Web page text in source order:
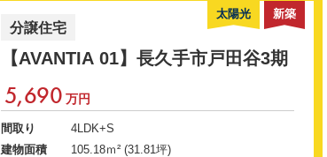
物件の詳細・写真等の 限定情報が今すぐ閲
覧可能に！ 新規会員登録＆アンケートご回
答でギフトカードプレゼント！ ↓↓ 物件
の詳細情報公開中 ↓↓
太陽光 新築
分譲住宅
【AVANTIA 01】 長久手市戸田谷3期
5,690 万円
間取り
4LDK+S
建物面積
105.18ｍ² (31.81坪)